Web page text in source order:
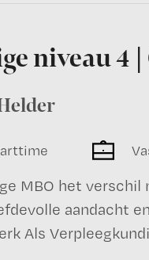
niveau 4 |
MBO het
aandacht
Als